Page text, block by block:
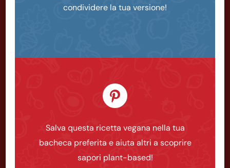
condividere la tua versione!
Salva questa ricetta vegana nella tua
bacheca preferita e aiuta altri a scoprire
sapori plant-based!